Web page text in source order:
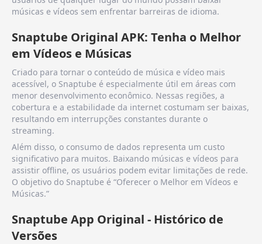
músicas e vídeos sem enfrentar barreiras de idioma.
Snaptube Original APK: Tenha o Melhor
em Vídeos e Músicas
Criado para tornar o conteúdo de música e vídeo mais
acessível, o Snaptube é especialmente útil em áreas com
menor desenvolvimento econômico. Nessas regiões, a
cobertura e a estabilidade da internet costumam ser baixas,
resultando em interrupções constantes durante o
streaming.
Além disso, o consumo de dados representa um custo
significativo para muitos. Baixando músicas e vídeos para
assistir offline, os usuários podem evitar limitações de rede.
O objetivo do Snaptube é “Oferecer o Melhor em Vídeos e
Músicas.”
Snaptube App Original - Histórico de
Versões